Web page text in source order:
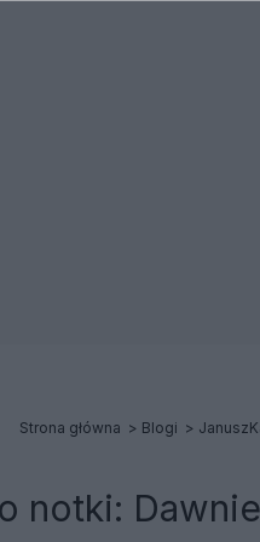
Strona główna Blogi
notki: